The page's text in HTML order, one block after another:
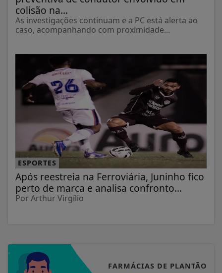
colisão na...
As investigações continuam e a PC está alerta ao
caso, acompanhando com proximidade...
ESPORTES
Após reestreia na Ferroviária, Juninho fico
perto de marca e analisa confronto...
Por Arthur Virgílio
FARMÁCIAS DE PLANTÃO